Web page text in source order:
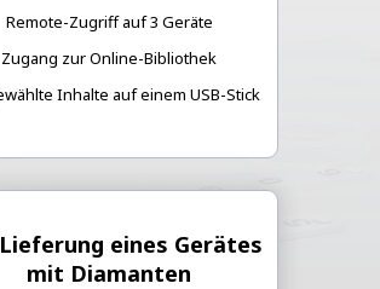
Remote-Zugriff auf 3 Geräte
Zugang zur Online-Bibliothek
Inhalte auf einem USB-Stick
eines Gerätes
mit Diamanten